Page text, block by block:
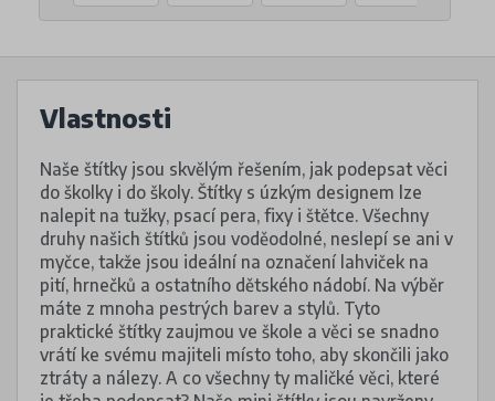
Vlastnosti
Naše štítky jsou skvělým řešením, jak podepsat věci
do školky i do školy. Štítky s úzkým designem lze
nalepit na tužky, psací pera, fixy i štětce. Všechny
druhy našich štítků jsou voděodolné, neslepí se ani v
myčce, takže jsou ideální na označení lahviček na
pití, hrnečků a ostatního dětského nádobí. Na výběr
máte z mnoha pestrých barev a stylů. Tyto
praktické štítky zaujmou ve škole a věci se snadno
vrátí ke svému majiteli místo toho, aby skončili jako
ztráty a nálezy. A co všechny ty maličké věci, které